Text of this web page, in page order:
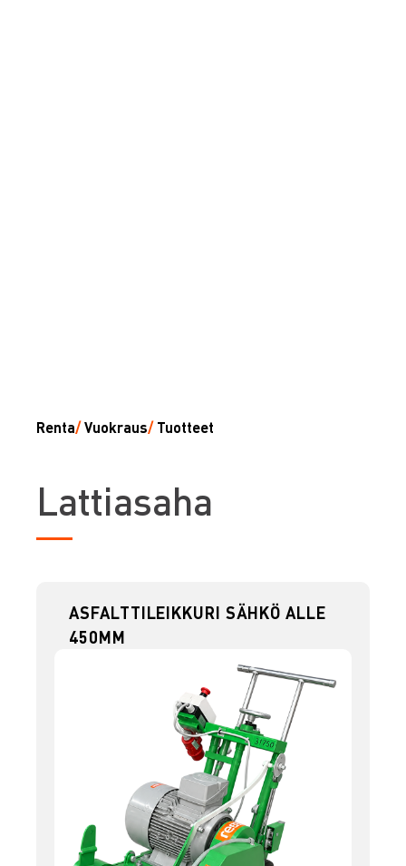
Renta/Vuokraus/ Tuotteet
Lattiasaha
ASFALTTILEIKKURI SÄHKÖ ALLE
450MM